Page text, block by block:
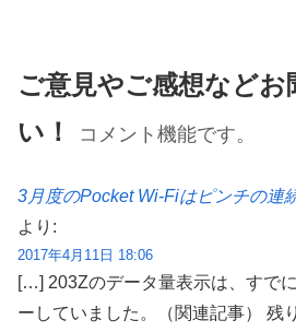
ご意見やご感想などお
い！
コメント機能です。
3月度のPocket Wi-Fiはピンチの連
より:
2017年4月11日 18:06
[…] 203Zのデータ量表示は、すで
ーしていました。（関連記事） 残